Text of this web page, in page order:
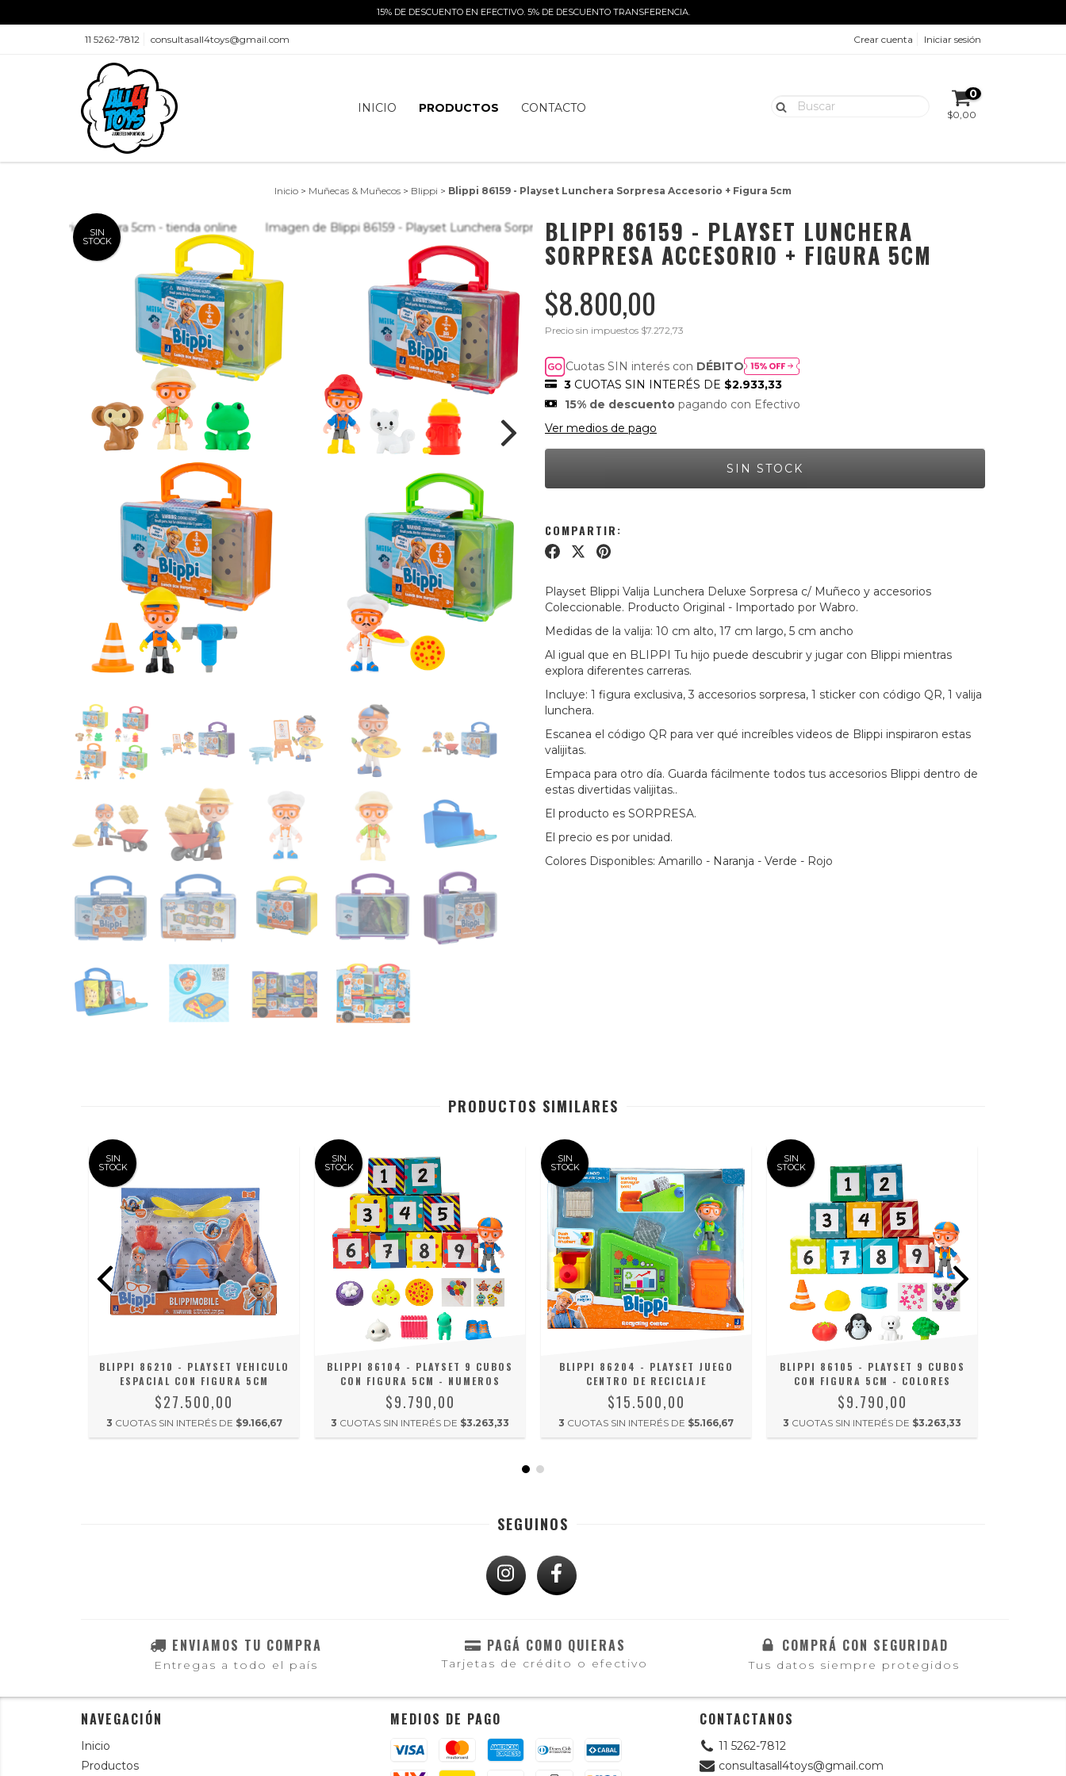
15% DE DESCUENTO EN EFECTIVO. 5% DE DESCUENTO TRANSFERENCIA.
11 5262-7812 consultasall4toys@gmail.com Crear cuenta Iniciar sesión
INICIO PRODUCTOS CONTACTO
0
$0,00
Inicio > Muñecas & Muñecos > Blippi > Blippi 86159 - Playset Lunchera Sorpresa Accesorio + Figura 5cm
SIN
STOCK BLIPPI 86159 - PLAYSET LUNCHERA
SORPRESA ACCESORIO + FIGURA 5CM
$8.800,00
Precio sin impuestos $7.272,73
Cuotas SIN interés con DÉBITO
3 CUOTAS SIN INTERÉS DE $2.933,33
15% de descuento pagando con Efectivo
Ver medios de pago
COMPARTIR:
Playset Blippi Valija Lunchera Deluxe Sorpresa c/ Muñeco y accesorios
Coleccionable. Producto Original - Importado por Wabro.
Medidas de la valija: 10 cm alto, 17 cm largo, 5 cm ancho
Al igual que en BLIPPI Tu hijo puede descubrir y jugar con Blippi mientras
explora diferentes carreras.
Incluye: 1 figura exclusiva, 3 accesorios sorpresa, 1 sticker con código QR, 1 valija
lunchera.
Escanea el código QR para ver qué increíbles videos de Blippi inspiraron estas
valijitas.
Empaca para otro día. Guarda fácilmente todos tus accesorios Blippi dentro de
estas divertidas valijitas..
El producto es SORPRESA.
El precio es por unidad.
Colores Disponibles: Amarillo - Naranja - Verde - Rojo
PRODUCTOS SIMILARES
SIN
STOCK
BLIPPI 86210 - PLAYSET VEHICULO
ESPACIAL CON FIGURA 5CM
$27.500,00
3 CUOTAS SIN INTERÉS DE $9.166,67
SIN
STOCK
BLIPPI 86104 - PLAYSET 9 CUBOS
CON FIGURA 5CM - NUMEROS
$9.790,00
3 CUOTAS SIN INTERÉS DE $3.263,33
SIN
STOCK
BLIPPI 86204 - PLAYSET JUEGO
CENTRO DE RECICLAJE
$15.500,00
3 CUOTAS SIN INTERÉS DE $5.166,67
SIN
STOCK
BLIPPI 86105 - PLAYSET 9 CUBOS
CON FIGURA 5CM - COLORES
$9.790,00
3 CUOTAS SIN INTERÉS DE $3.263,33
SEGUINOS
ENVIAMOS TU COMPRA
Entregas a todo el país
PAGÁ COMO QUIERAS
Tarjetas de crédito o efectivo
COMPRÁ CON SEGURIDAD
Tus datos siempre protegidos
NAVEGACIÓN
Inicio
Productos
MEDIOS DE PAGO CONTACTANOS
11 5262-7812
consultasall4toys@gmail.com